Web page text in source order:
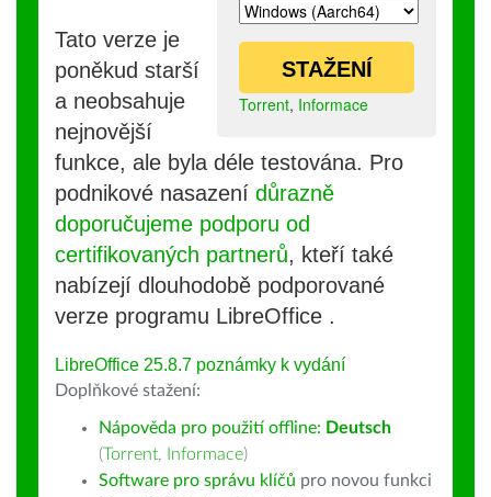
STAŽENÍ
Torrent, Informace
Tato verze je
poněkud starší
a neobsahuje
nejnovější
funkce, ale byla déle testována. Pro
podnikové nasazení důrazně
doporučujeme podporu od
certifikovaných partnerů, kteří také
nabízejí dlouhodobě podporované
verze programu LibreOffice .
LibreOffice 25.8.7 poznámky k vydání
Doplňkové stažení:
Nápověda pro použití offline: Deutsch
(Torrent, Informace)
Software pro správu klíčů pro novou funkci